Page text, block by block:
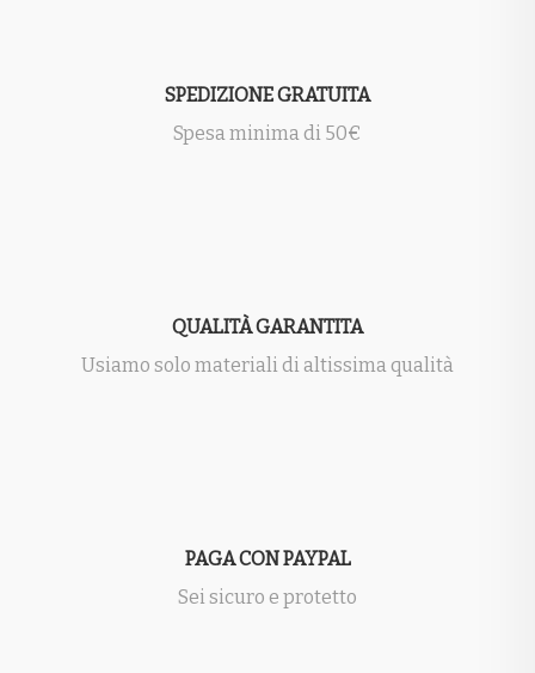
SPEDIZIONE GRATUITA
Spesa minima di 50€
QUALITÀ GARANTITA
Usiamo solo materiali di altissima qualità
PAGA CON PAYPAL
Sei sicuro e protetto